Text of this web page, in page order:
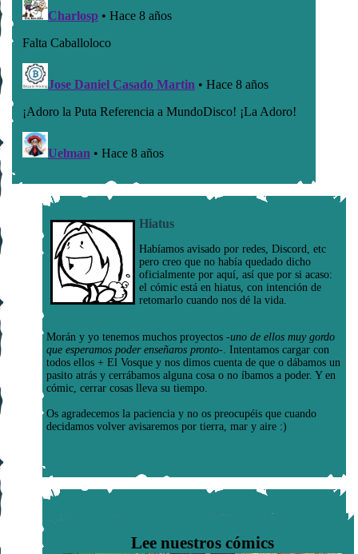
Hiatus
Habíamos avisado por redes, Discord, etc
pero creo que no había quedado dicho
oficialmente por aquí, así que por si acaso:
el cómic está en hiatus, con intención de
retomarlo cuando nos dé la vida.
Morán y yo tenemos muchos proyectos -uno de ellos muy gordo
que esperamos poder enseñaros pronto-. Intentamos cargar con
todos ellos + El Vosque y nos dimos cuenta de que o dábamos un
pasito atrás y cerrábamos alguna cosa o no íbamos a poder. Y en
cómic, cerrar cosas lleva su tiempo.
Os agradecemos la paciencia y no os preocupéis que cuando
decidamos volver avisaremos por tierra, mar y aire :)
Lee nuestros cómics